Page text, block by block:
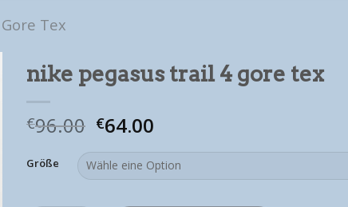
Tex
nike pegasus trail 4 gore tex
€96.00 €64.00
Größe